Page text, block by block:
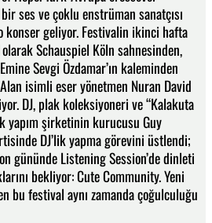
ses ve çoklu enstrüman sanatçısı
konser geliyor. Festivalin ikinci hafta
Schauspiel Köln sahnesinden,
Sevgi Özdamar’ın kaleminden
isimli eser yönetmen Nuran David
DJ, plak koleksiyoneri ve “Kalakuta
yapım şirketinin kurucusu Guy
DJ’lik yapma görevini üstlendi;
gününde Listening Session’de dinleti
bekliyor: Cute Community. Yeni
bu festival aynı zamanda çoğulculuğu